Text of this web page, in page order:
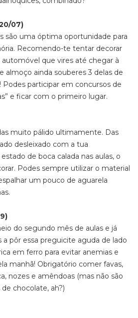
07)
são uma óptima oportunidade para
Recomendo-te tentar decorar
que vires até chegar à
almoço ainda souberes 3 delas de
Podes participar em concursos de
e ficar com o primeiro lugar.
muito pálido ultimamente. Das
desleixado com a tua
de boca calada nas aulas, o
Podes sempre utilizar o material
um pouco de aguarela
do segundo mês de aulas e já
a pôr essa preguicite aguda de lado
em ferro para evitar anemias e
manhã! Obrigatório comer favas,
nozes e amêndoas (mas não são
chocolate, ah?)